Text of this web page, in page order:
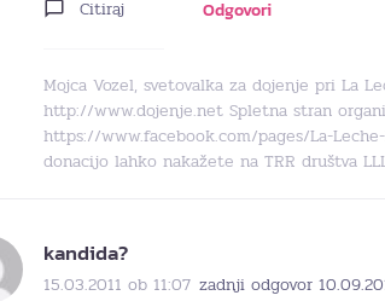
Citiraj Odgovori
Mojca Vozel, svetovalka za dojenje pri La
http://www.dojenje.net Spletna stran
https://www.facebook.com/pages/La-
donacijo lahko nakažete na TRR društva
kandida?
15.03.2011 ob 11:07 zadnji odgovor